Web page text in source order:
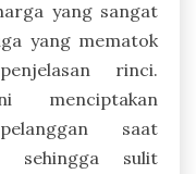
yang sangat
yang mematok
rinci.
menciptakan
saat
sehingga sulit